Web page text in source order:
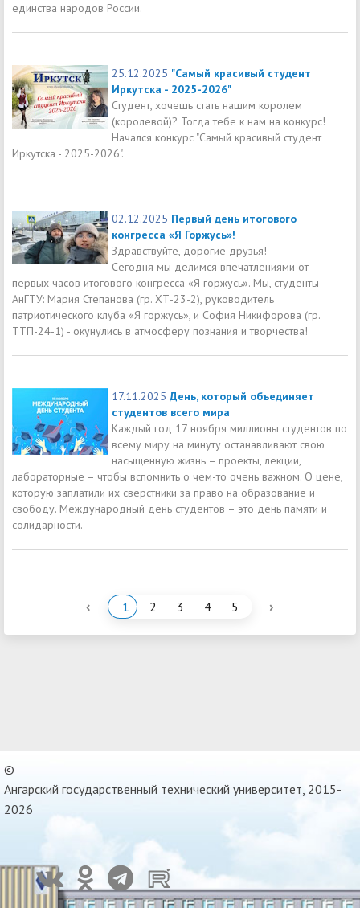
единства народов России.
25.12.2025 "Самый красивый студент
Иркутска - 2025-2026"
Студент, хочешь стать нашим королем
(королевой)? Тогда тебе к нам на конкурс!
Начался конкурс "Самый красивый студент
Иркутска - 2025-2026".
02.12.2025 Первый день итогового
конгресса «Я Горжусь»!
Здравствуйте, дорогие друзья!
Сегодня мы делимся впечатлениями от
первых часов итогового конгресса «Я горжусь». Мы, студенты
АнГТУ: Мария Степанова (гр. ХТ-23-2), руководитель
патриотического клуба «Я горжусь», и София Никифорова (гр.
ТТП-24-1) - окунулись в атмосферу познания и творчества!
17.11.2025 День, который объединяет
студентов всего мира
Каждый год 17 ноября миллионы студентов по
всему миру на минуту останавливают свою
насыщенную жизнь – проекты, лекции,
лабораторные – чтобы вспомнить о чем-то очень важном. О цене,
которую заплатили их сверстники за право на образование и
свободу. Международный день студентов – это день памяти и
солидарности.
‹ 1 2 3 4 5 ›
©
Ангарский государственный технический университет, 2015-
2026